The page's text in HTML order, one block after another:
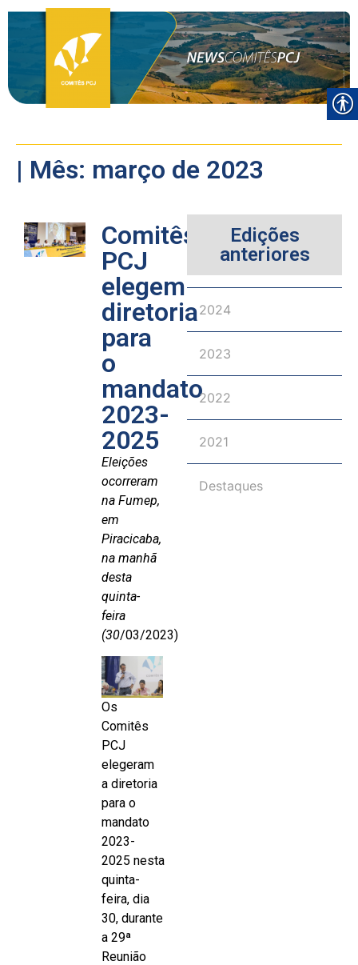
| Mês: março de 2023
Comitês
PCJ
elegem
diretoria
para
o
mandato
2023-
2025
Eleições
ocorreram
na Fumep,
em
Piracicaba,
na manhã
desta
quinta-
feira
(30/03/2023)
Os
Comitês
PCJ
elegeram
a diretoria
para o
mandato
2023-
2025 nesta
quinta-
feira, dia
30, durante
a 29ª
Reunião
Edições
anteriores
2024
2023
2022
2021
Destaques